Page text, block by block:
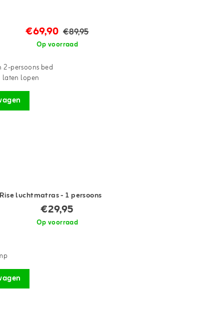
€69,90 €89,95
Op voorraad
2-persoons bed
laten lopen
luchtmatras - 1 persoons
€29,95
Op voorraad